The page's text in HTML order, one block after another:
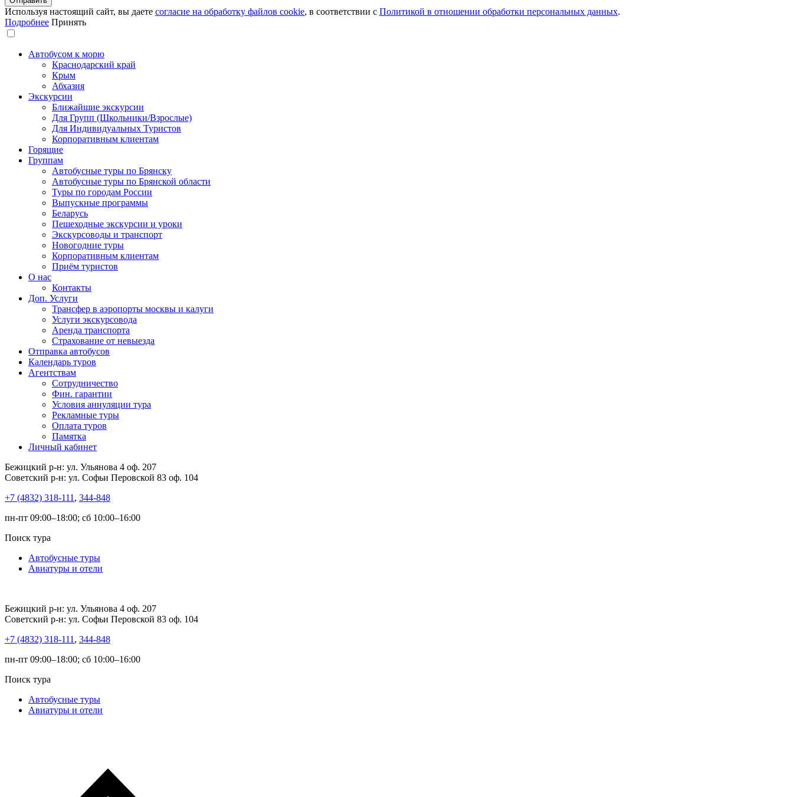
Используя настоящий сайт, вы даете согласие на обработку файлов сookie, в соответствии с Политикой в отношении обработки персональных данных.
Подробнее Принять
Автобусом к морю
Краснодарский край
Крым
Абхазия
Экскурсии
Ближайшие экскурсии
Для Групп (Школьники/Взрослые)
Для Индивидуальных Туристов
Корпоративным клиентам
Горящие
Группам
Автобусные туры по Брянску
Автобусные туры по Брянской области
Туры по городам России
Выпускные программы
Беларусь
Пешеходные экскурсии и уроки
Экскурсоводы и транспорт
Новогодние туры
Корпоративным клиентам
Приём туристов
О нас
Контакты
Доп. Услуги
Трансфер в аэропорты москвы и калуги
Услуги экскурсовода
Аренда транспорта
Страхование от невыезда
Отправка автобусов
Календарь туров
Агентствам
Сотрудничество
Фин. гарантии
Условия аннуляции тура
Рекламные туры
Оплата туров
Памятка
Личный кабинет
Бежицкий р-н: ул. Ульянова 4 оф. 207
Советский р-н: ул. Софьи Перовской 83 оф. 104
+7 (4832) 318-111 , 344-848
пн-пт 09:00–18:00; сб 10:00–16:00
Поиск тура
Автобусные туры
Авиатуры и отели
Бежицкий р-н: ул. Ульянова 4 оф. 207
Советский р-н: ул. Софьи Перовской 83 оф. 104
+7 (4832) 318-111 , 344-848
пн-пт 09:00–18:00; сб 10:00–16:00
Поиск тура
Автобусные туры
Авиатуры и отели